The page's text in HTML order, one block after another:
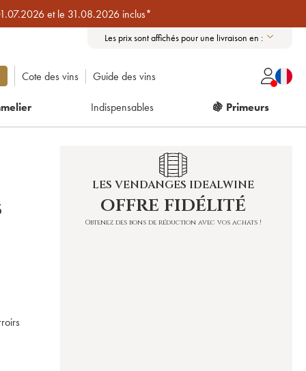
et le 31.08.2026 inclus*
Les prix sont affichés pour une livraison en :
Cote des vins Guide des vins
Indispensables 🍇 Primeurs
LES VENDANGES IDEALWINE
offre fidélité
Obtenez des bons de réduction avec vos achats !